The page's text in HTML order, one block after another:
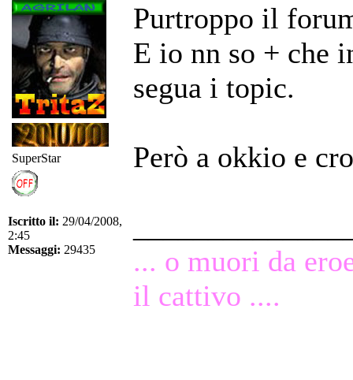
SuperStar
Iscritto il: 29/04/2008,
2:45
Messaggi: 29435
Purtroppo il
E io nn so + che
segua i topic.
Però a okkio e
... o muori da
il cattivo ....